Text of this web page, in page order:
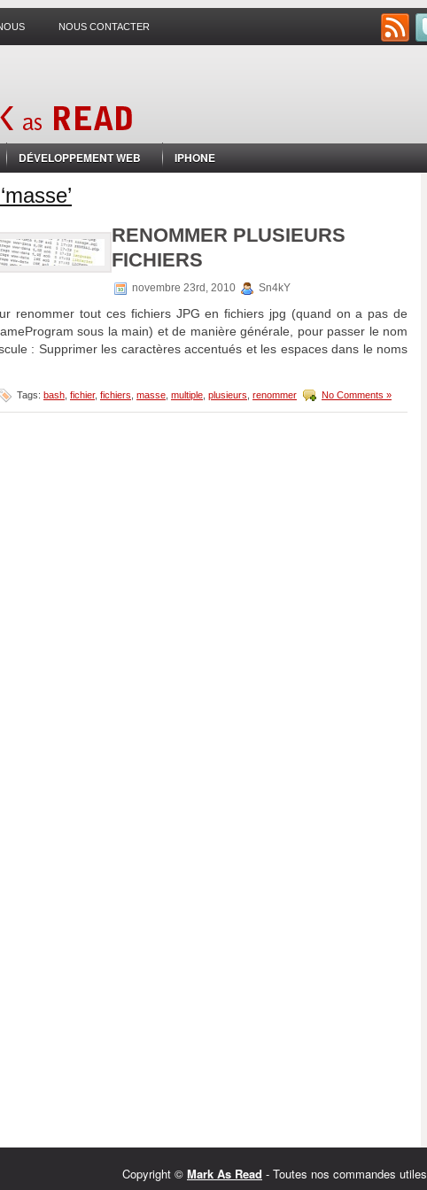
NOUS CONTACTER
DÉVELOPPEMENT WEB IPHONE
RENOMMER PLUSIEURS
FICHIERS
novembre 23rd, 2010 Sn4kY
renommer tout ces fichiers JPG en fichiers jpg (quand on a pas de
sous la main) et de manière générale, pour passer le nom
: Supprimer les caractères accentués et les espaces dans le noms
Tags: bash fichier, fichiers masse multiple plusieurs renommer No Comments »
Copyright © Mark As Read - Toutes nos commandes utiles